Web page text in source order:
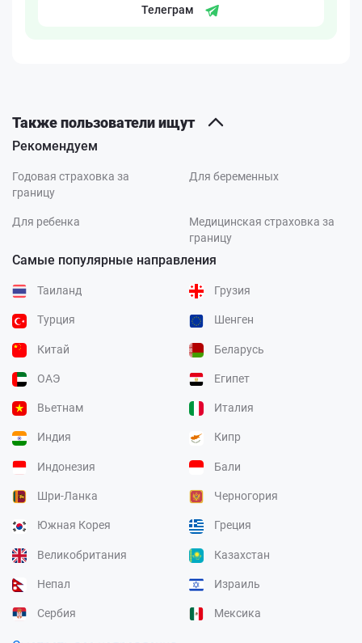
Телеграм
Также пользователи ищут
Рекомендуем
Годовая страховка за
границу
Для беременных
Для ребенка
Медицинская страховка за
границу
Самые популярные направления
Таиланд Грузия
Турция Шенген
Китай Беларусь
ОАЭ Египет
Вьетнам Италия
Индия Кипр
Индонезия Бали
Шри-Ланка Черногория
Южная Корея Греция
Великобритания Казахстан
Непал Израиль
Сербия Мексика